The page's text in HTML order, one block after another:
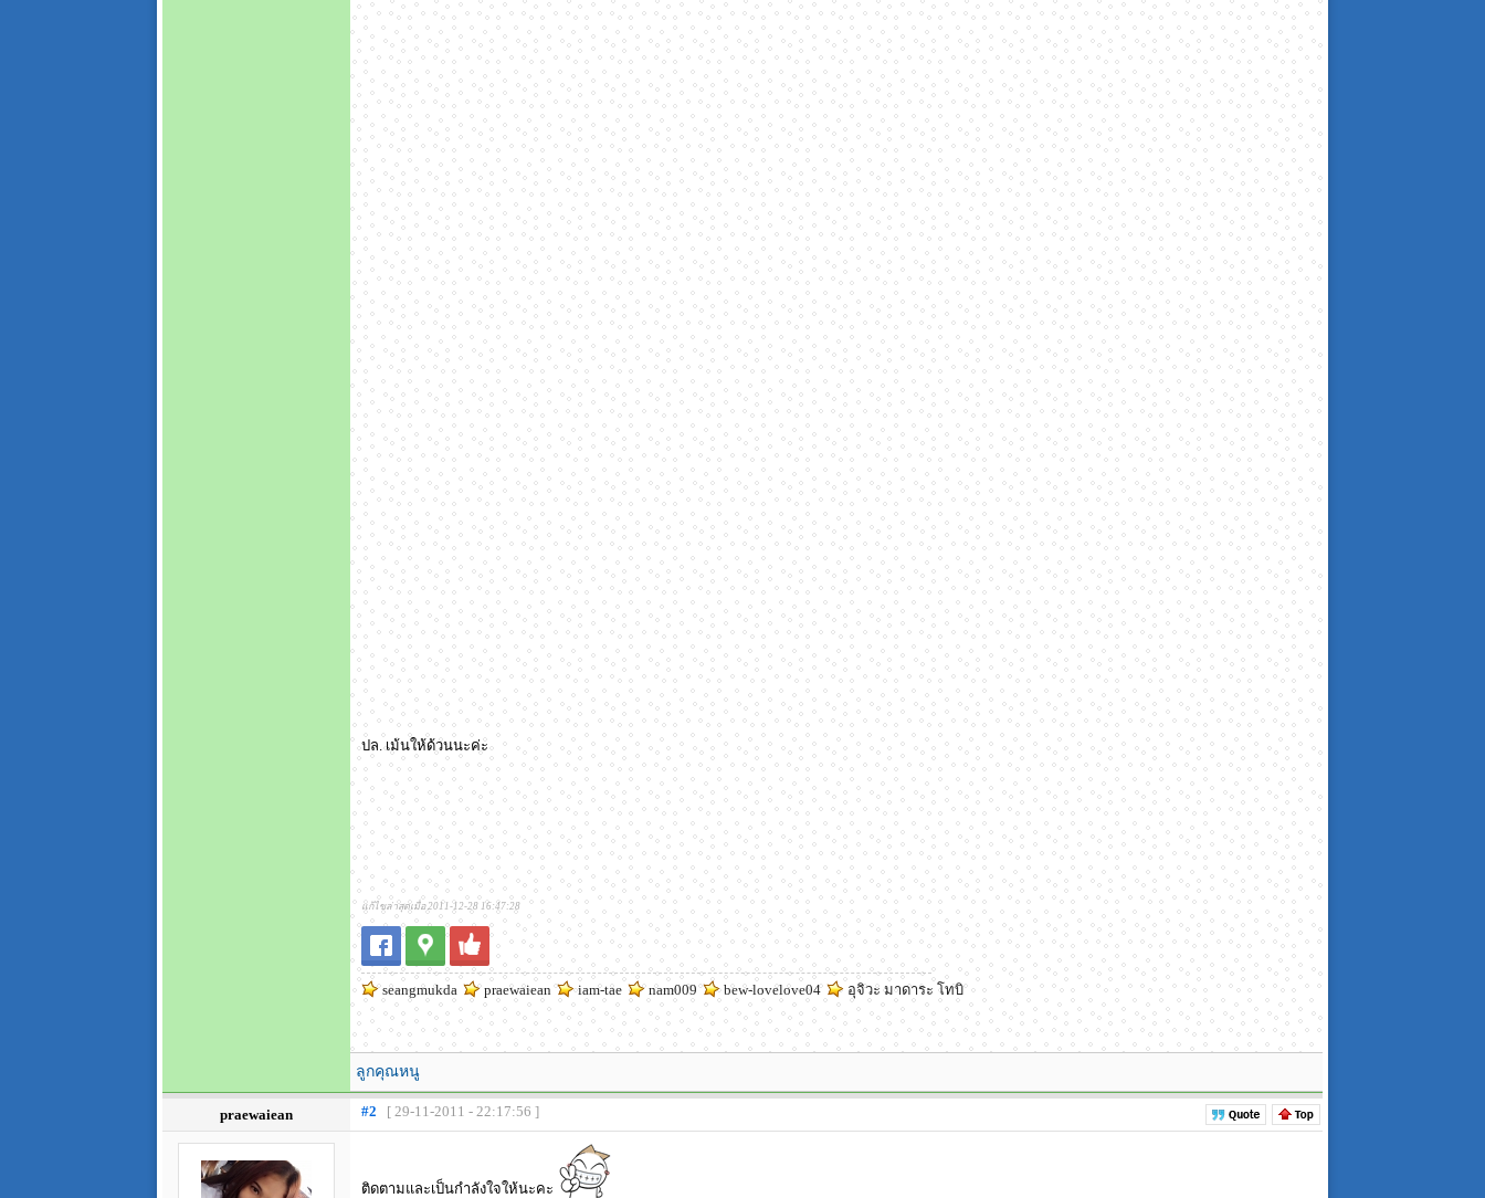
ปล. เม้นให้ด้วนนะค่ะ
แก้ไขล่าสุดเมื่อ 2011-12-28 16:47:28
seangmukda praewaiean iam-tae nam009 bew-lovelove04 อุจิวะ มาดาระ โทบิ
ลูกคุณหนู
praewaiean #2 [ 29-11-2011 - 22:17:56 ]
ติดตามและเป็นกำลังใจให้นะคะ